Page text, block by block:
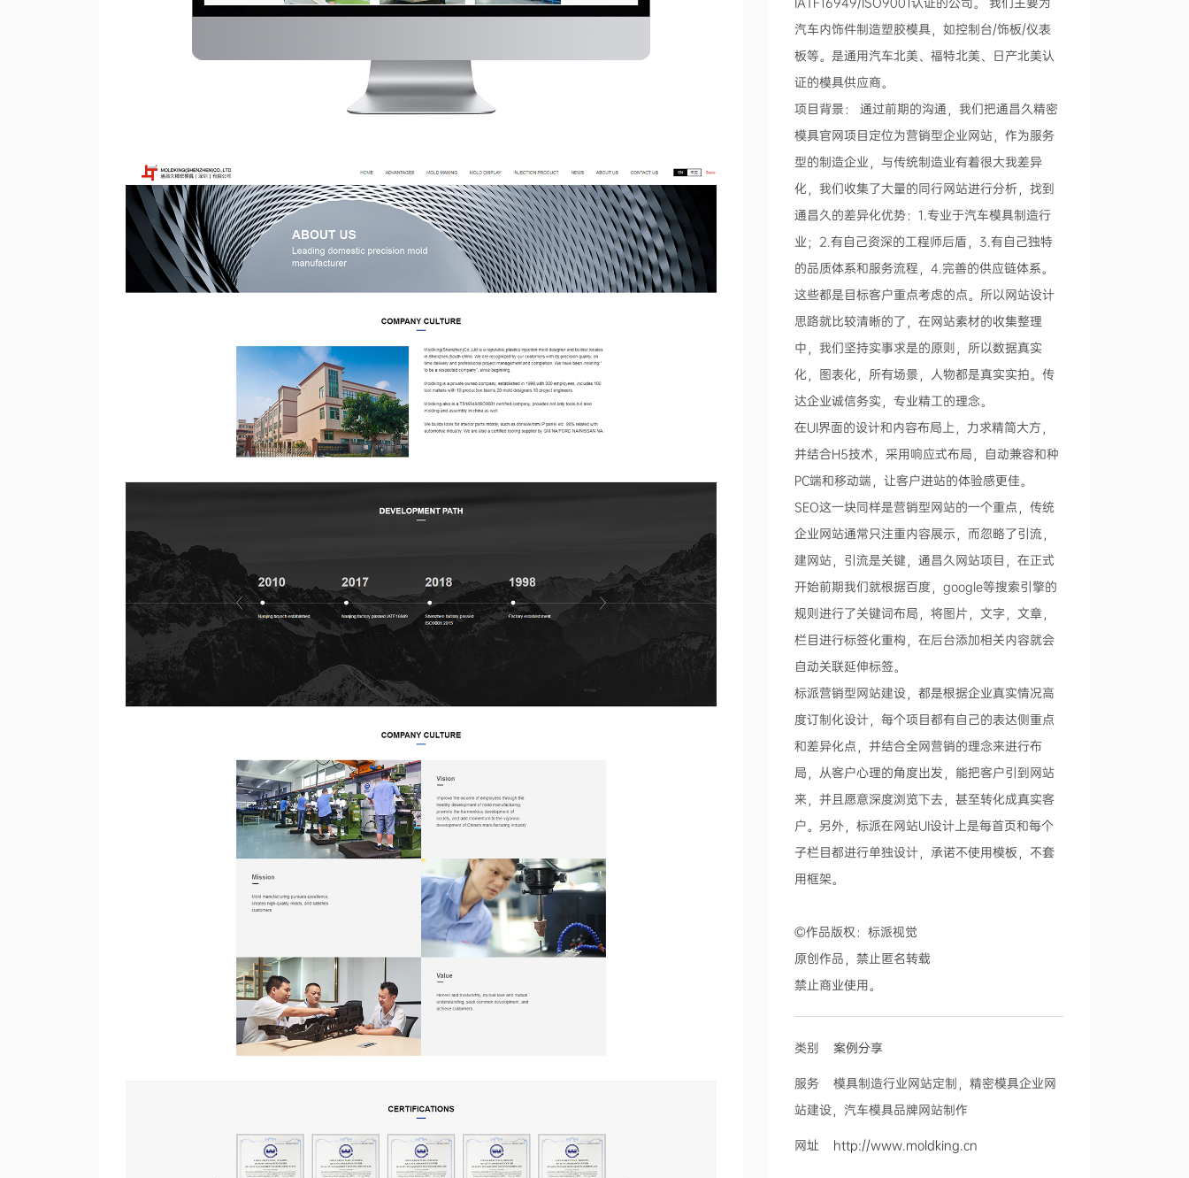
汽车内饰件制造塑胶模具，如控制台/饰板/仪表
板等。是通用汽车北美、福特北美、日产北美认
证的模具供应商。
项目背景： 通过前期的沟通，我们把通昌久精密
模具官网项目定位为营销型企业网站，作为服务
型的制造企业，与传统制造业有着很大我差异
化，我们收集了大量的同行网站进行分析，找到
通昌久的差异化优势：1.专业于汽车模具制造行
业；2.有自己资深的工程师后盾，3.有自己独特
的品质体系和服务流程，4.完善的供应链体系。
这些都是目标客户重点考虑的点。所以网站设计
思路就比较清晰的了，在网站素材的收集整理
中，我们坚持实事求是的原则，所以数据真实
化，图表化，所有场景，人物都是真实实拍。传
达企业诚信务实，专业精工的理念。
在UI界面的设计和内容布局上，力求精简大方，
并结合H5技术，采用响应式布局，自动兼容和种
PC端和移动端，让客户进站的体验感更佳。
SEO这一块同样是营销型网站的一个重点，传统
企业网站通常只注重内容展示，而忽略了引流，
建网站，引流是关键，通昌久网站项目，在正式
开始前期我们就根据百度，google等搜索引擎的
规则进行了关键词布局，将图片，文字，文章，
栏目进行标签化重构，在后台添加相关内容就会
自动关联延伸标签。
标派营销型网站建设，都是根据企业真实情况高
度订制化设计，每个项目都有自己的表达侧重点
和差异化点，并结合全网营销的理念来进行布
局，从客户心理的角度出发，能把客户引到网站
来，并且愿意深度浏览下去，甚至转化成真实客
户。另外，标派在网站UI设计上是每首页和每个
子栏目都进行单独设计，承诺不使用模板，不套
用框架。
©作品版权：标派视觉
原创作品，禁止匿名转载
禁止商业使用。
类别 案例分享
服务 模具制造行业网站定制，精密模具企业网
站建设，汽车模具品牌网站制作
网址 http://www.moldking.cn